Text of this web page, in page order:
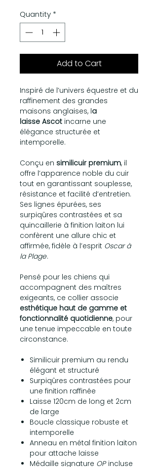
Quantity *
Add to Cart
Inspiré de l’univers équestre et du
raffinement des grandes
maisons anglaises, la
laisse Ascot incarne une
élégance structurée et
intemporelle.
Conçu en similicuir premium, il
offre l’apparence noble du cuir
tout en garantissant souplesse,
résistance et facilité d’entretien.
Ses lignes épurées, ses
surpiqûres contrastées et sa
quincaillerie à finition laiton lui
confèrent une allure chic et
affirmée, fidèle à l’esprit Oscar à
la Plage.
Pensé pour les chiens qui
accompagnent des maîtres
exigeants, ce collier associe
esthétique haut de gamme et
fonctionnalité quotidienne, pour
une tenue impeccable en toute
circonstance.
Similicuir premium au rendu
élégant et structuré
Surpiqûres contrastées pour
une finition raffinée
Laisse 120cm de long et 2cm
de large
Boucle classique robuste et
intemporelle
Anneau en métal finition laiton
pour attache laisse
Médaille signature OPincluse